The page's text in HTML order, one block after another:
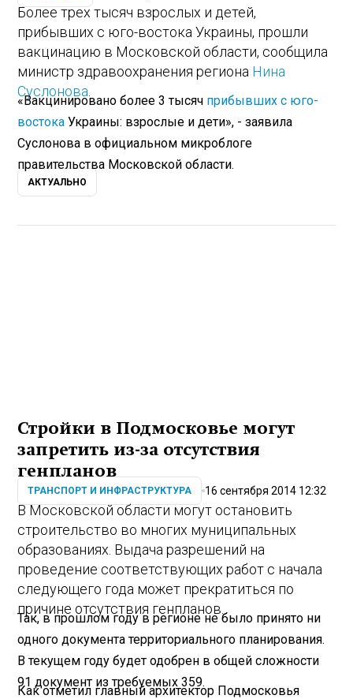
Более трех тысяч взрослых и детей,
прибывших с юго-востока Украины, прошли
вакцинацию в Московской области, сообщила
министр здравоохранения региона Нина
Суслонова
«Вакцинировано более 3 тысяч прибывших с юго-
востока Украины: взрослые и дети», - заявила
Суслонова в официальном микроблоге
правительства Московской области.
АКТУАЛЬНО
Стройки в Подмосковье могут
запретить из-за отсутствия
генпланов
ТРАНСПОРТ И ИНФРАСТРУКТУРА 16 сентября 2014 12:32
В Московской области могут остановить
строительство во многих муниципальных
образованиях. Выдача разрешений на
проведение соответствующих работ с начала
следующего года может прекратиться по
причине отсутствия генпланов.
Так, в прошлом году в регионе не было принято ни
одного документа территориального планирования.
В текущем году будет одобрен в общей сложности
91 документ из требуемых 359.
Как отметил главный архитектор Подмосковья